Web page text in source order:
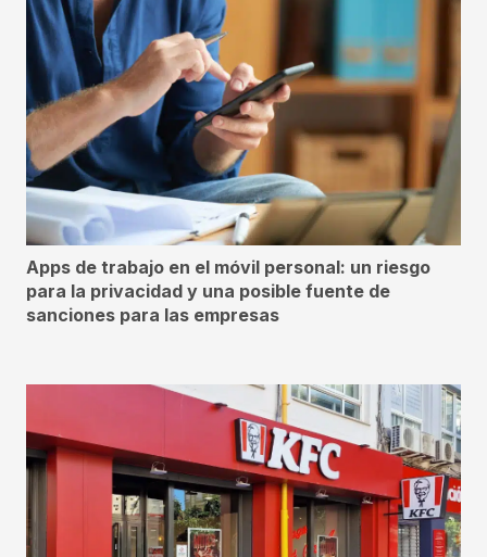
Apps de trabajo en el móvil personal: un riesgo
para la privacidad y una posible fuente de
sanciones para las empresas